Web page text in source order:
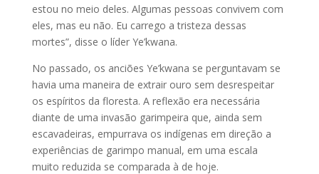
estou no meio deles. Algumas pessoas convivem com
eles, mas eu não. Eu carrego a tristeza dessas
mortes”, disse o líder Ye’kwana.
No passado, os anciões Ye’kwana se perguntavam se
havia uma maneira de extrair ouro sem desrespeitar
os espíritos da floresta. A reflexão era necessária
diante de uma invasão garimpeira que, ainda sem
escavadeiras, empurrava os indígenas em direção a
experiências de garimpo manual, em uma escala
muito reduzida se comparada à de hoje.